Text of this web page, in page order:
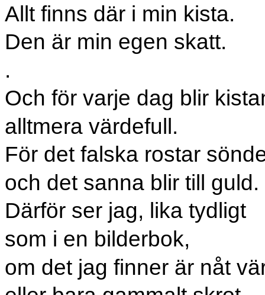
Allt finns där i min kista.
Den är min egen skatt.
.
Och för varje dag blir
alltmera värdefull.
För det falska rostar
och det sanna blir till guld.
Därför ser jag, lika tydligt
som i en bilderbok,
om det jag finner är nåt